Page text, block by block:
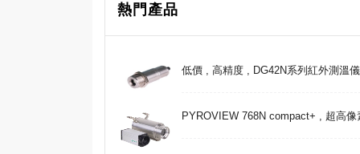
熱門產品
低價 , 高精度 , DG42N系列紅外測溫
PYROVIEW 768N compact+ , 超高